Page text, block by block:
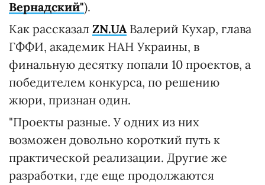
Вернадский").
Как рассказал ZN.UAВалерий Кухар, глава
ГФФИ, академик НАН Украины, в
финальную десятку попали 10 проектов, а
победителем конкурса, по решению
жюри, признан один.
"Проекты разные. У одних из них
возможен довольно короткий путь к
практической реализации. Другие же
разработки, где еще продолжаются